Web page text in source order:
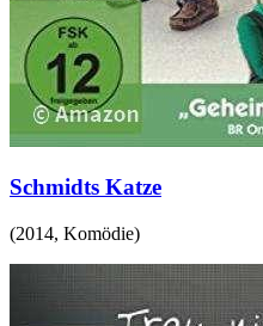
Schmidts Katze
(2014, Komödie)